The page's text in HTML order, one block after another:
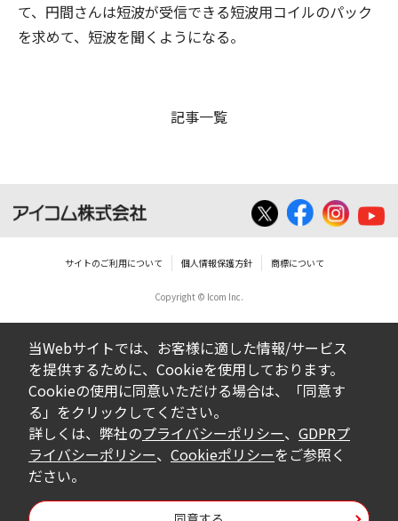
て、円間さんは短波が受信できる短波用コイルのパック
を求めて、短波を聞くようになる。
記事一覧
サイトのご利用について 個人情報保護方針 商標について
Copyright © Icom Inc.
当Webサイトでは、お客様に適した情報/サービス
を提供するために、Cookieを使用しております。
Cookieの使用に同意いただける場合は、「同意す
る」をクリックしてください。
詳しくは、弊社のプライバシーポリシー、 GDPRプ
ライバシーポリシー、 Cookieポリシーをご参照く
ださい。